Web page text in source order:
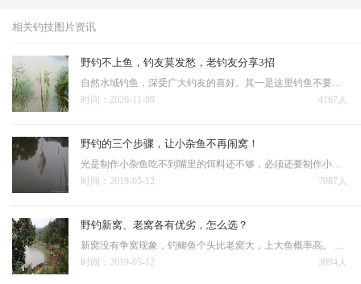
相关钓技图片资讯
野钓不上鱼，钓友莫发愁，老钓友分享3招
4167人
时间：2020-11-09
野钓的三个步骤，让小杂鱼不再闹窝！
7087人
时间：2019-05-12
野钓新窝、老窝各有优劣，怎么选？
3094人
时间：2019-05-12